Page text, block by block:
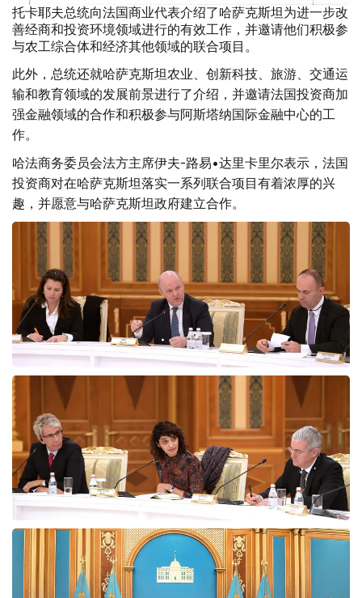
托卡耶夫总统向法国商业代表介绍了哈萨克斯坦为进一步改
善经商和投资环境领域进行的有效工作，并邀请他们积极参
与农工综合体和经济其他领域的联合项目。
此外，总统还就哈萨克斯坦农业、创新科技、旅游、交通运
输和教育领域的发展前景进行了介绍，并邀请法国投资商加
强金融领域的合作和积极参与阿斯塔纳国际金融中心的工
作。
哈法商务委员会法方主席伊夫-路易•达里卡里尔表示，法国
投资商对在哈萨克斯坦落实一系列联合项目有着浓厚的兴
趣，并愿意与哈萨克斯坦政府建立合作。